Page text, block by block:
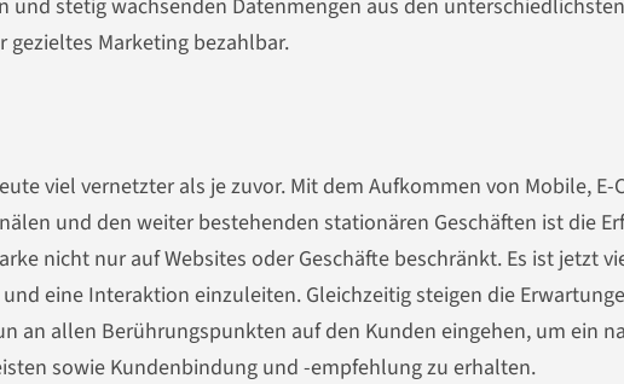
und stetig wachsenden Datenmengen aus den
gezieltes Marketing bezahlbar.
viel vernetzter als je zuvor. Mit dem Aufkommen von Mobile, E-
und den weiter bestehenden stationären Geschäften ist die
nicht nur auf Websites oder Geschäfte beschränkt. Es ist jetzt
eine Interaktion einzuleiten. Gleichzeitig steigen die
an allen Berührungspunkten auf den Kunden eingehen, um ein
sowie Kundenbindung und -empfehlung zu erhalten.